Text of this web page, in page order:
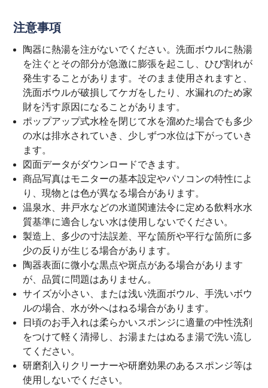
注意事項
陶器に熱湯を注がないでください。洗面ボウルに熱湯
を注ぐとその部分が急激に膨張を起こし、ひび割れが
発生することがあります。そのまま使用されますと、
洗面ボウルが破損してケガをしたり、水漏れのため家
財を汚す原因になることがあります。
ポップアップ式水栓を閉じて水を溜めた場合でも多少
の水は排水されていき、少しずつ水位は下がっていき
ます。
図面データがダウンロードできます。
商品写真はモニターの基本設定やパソコンの特性によ
り、現物とは色が異なる場合があります。
温泉水、井戸水などの水道関連法令に定める飲料水水
質基準に適合しない水は使用しないでください。
製造上、多少の寸法誤差、平な箇所や平行な箇所に多
少の反りが生じる場合があります。
陶器表面に微小な黒点や斑点がある場合があります
が、品質に問題はありません。
サイズが小さい、または浅い洗面ボウル、手洗いボウ
ルの場合、水が外へはねる場合があります。
日頃のお手入れは柔らかいスポンジに適量の中性洗剤
をつけて軽く清掃し、お湯またはぬるま湯で洗い流し
てください。
研磨剤入りクリーナーや研磨効果のあるスポンジ等は
使用しないでください。